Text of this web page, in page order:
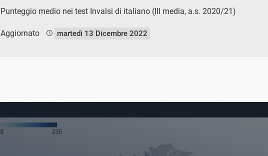
Punteggio medio nei test Invalsi di italiano (III media, a.s. 2020/21)
Aggiornato martedì 13 Dicembre 2022